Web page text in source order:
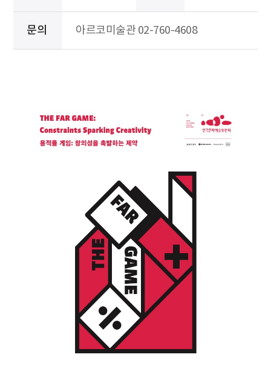
문의 아르코미술관 02-760-4608